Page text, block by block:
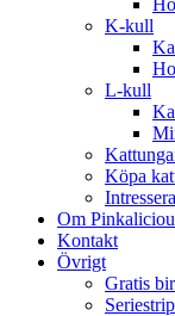
K-kull
L-kull
Köpa
Om
Kontakt
Övrigt
Gratis